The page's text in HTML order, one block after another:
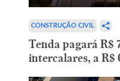
CONSTRUÇÃO CIVIL
Tenda pagará R$
intercalares, a R$